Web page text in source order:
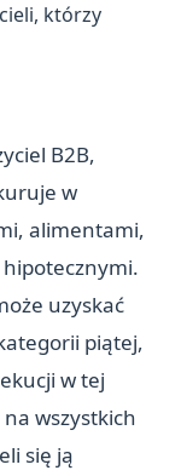
którzy
B2B,
w
alimentami,
uzyskać
piątej,
w tej
wszystkich
się ją